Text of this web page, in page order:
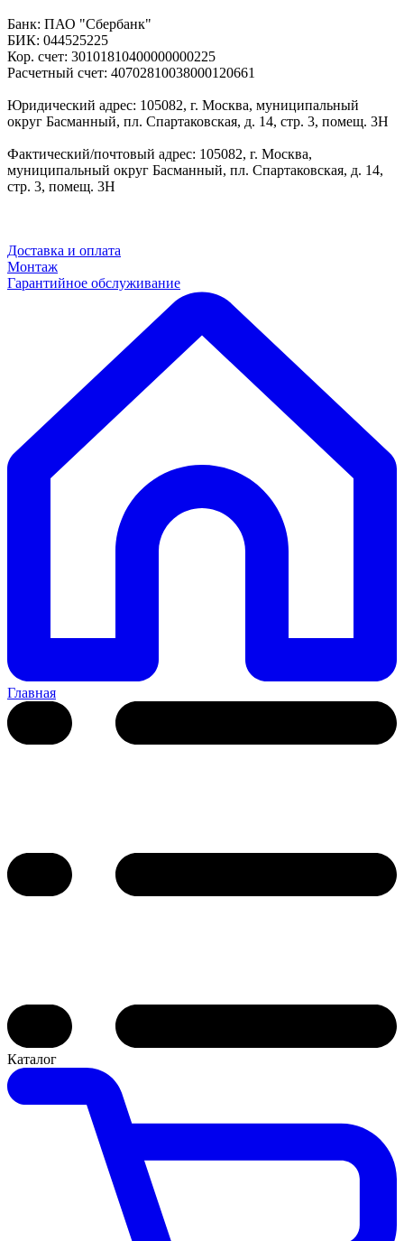
Банк: ПАО "Сбербанк"
БИК: 044525225
Кор. счет: 30101810400000000225
Расчетный счет: 40702810038000120661
Юридический адрес: 105082, г. Москва, муниципальный
округ Басманный, пл. Спартаковская, д. 14, стр. 3, помещ. 3Н
Фактический/почтовый адрес: 105082, г. Москва,
муниципальный округ Басманный, пл. Спартаковская, д. 14,
стр. 3, помещ. 3Н
Доставка и оплата
Монтаж
Гарантийное обслуживание
Главная
Каталог